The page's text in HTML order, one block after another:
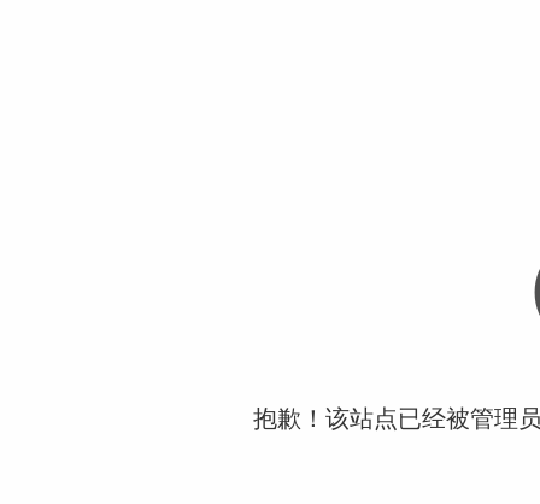
抱歉！该站点已经被管理